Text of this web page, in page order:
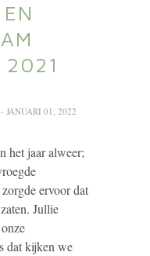
2021
- JANUARI 01, 2022
het jaar alweer;
ervoor dat
Jullie
dat kijken we